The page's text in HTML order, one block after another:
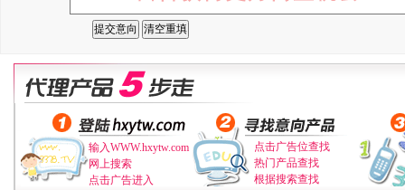
输入WWW.hxytw.com
网上搜索
点击广告进入
点击广告位查找
热门产品查找
根据搜索查找